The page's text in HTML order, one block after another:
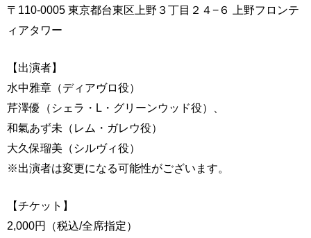
〒110-0005 東京都台東区上野３丁目２４−６ 上野フロンテ
ィアタワー
【出演者】
水中雅章（ディアヴロ役）
芹澤優（シェラ・L・グリーンウッド役）、
和氣あず未（レム・ガレウ役）
大久保瑠美（シルヴィ役）
※出演者は変更になる可能性がございます。
【チケット】
2,000円（税込/全席指定）